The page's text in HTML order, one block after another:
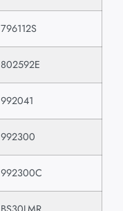
796112S
802592E
992041
992300
992300C